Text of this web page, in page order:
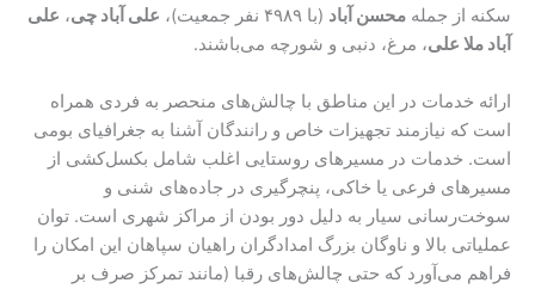
سکنه از جمله محسن آباد (با ۴۹۸۹ نفر جمعیت)، علی آباد چی، علی
آباد ملا علی، مرغ، دنبی و شورچه می‌باشند.
ارائه خدمات در این مناطق با چالش‌های منحصر به فردی همراه
است که نیازمند تجهیزات خاص و رانندگان آشنا به جغرافیای بومی
است. خدمات در مسیرهای روستایی اغلب شامل بکسل‌کشی از
مسیرهای فرعی یا خاکی، پنچرگیری در جاده‌های شنی و
سوخت‌رسانی سیار به دلیل دور بودن از مراکز شهری است. توان
عملیاتی بالا و ناوگان بزرگ امدادگران راهیان سپاهان این امکان را
فراهم می‌آورد که حتی چالش‌های رقبا (مانند تمرکز صرف بر